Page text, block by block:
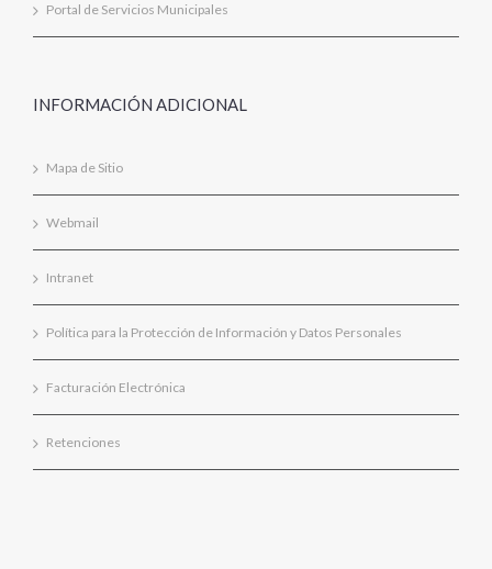
Portal de Servicios Municipales
INFORMACIÓN ADICIONAL
Mapa de Sitio
Webmail
Intranet
Política para la Protección de Información y Datos Personales
Facturación Electrónica
Retenciones